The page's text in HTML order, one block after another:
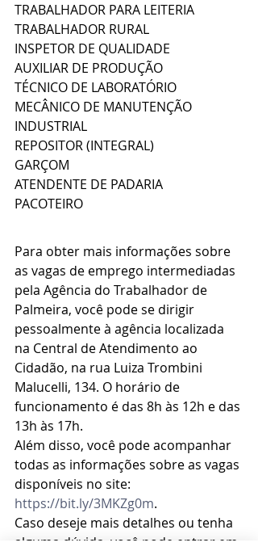
TRABALHADOR PARA LEITERIA
TRABALHADOR RURAL
INSPETOR DE QUALIDADE
AUXILIAR DE PRODUÇÃO
TÉCNICO DE LABORATÓRIO
MECÂNICO DE MANUTENÇÃO
INDUSTRIAL
REPOSITOR (INTEGRAL)
GARÇOM
ATENDENTE DE PADARIA
PACOTEIRO
Para obter mais informações sobre
as vagas de emprego intermediadas
pela Agência do Trabalhador de
Palmeira, você pode se dirigir
pessoalmente à agência localizada
na Central de Atendimento ao
Cidadão, na rua Luiza Trombini
Malucelli, 134. O horário de
funcionamento é das 8h às 12h e das
13h às 17h.
Além disso, você pode acompanhar
todas as informações sobre as vagas
disponíveis no site:
https://bit.ly/3MKZg0m.
Caso deseje mais detalhes ou tenha
alguma dúvida, você pode entrar em